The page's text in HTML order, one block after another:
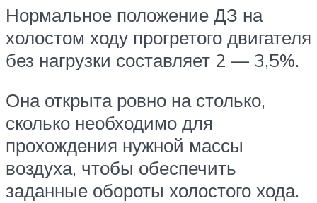
Нормальное положение ДЗ на
холостом ходу прогретого двигателя
без нагрузки составляет 2 — 3,5%.
Она открыта ровно на столько,
сколько необходимо для
прохождения нужной массы
воздуха, чтобы обеспечить
заданные обороты холостого хода.